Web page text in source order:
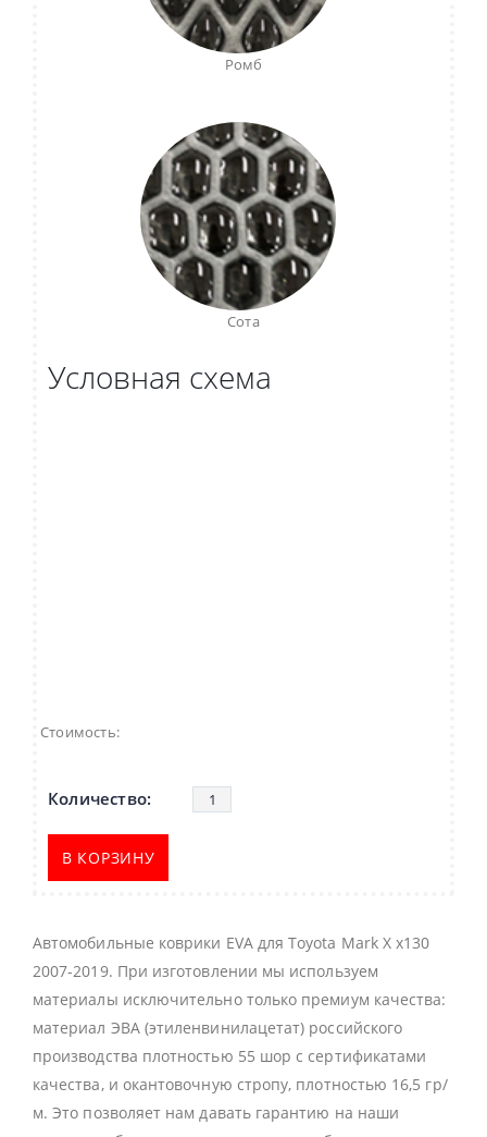
Ромб
Сота
Условная схема
Стоимость:
В КОРЗИНУ
Автомобильные коврики EVA для Toyota Mark X x130
2007-2019. При изготовлении мы используем
материалы исключительно только премиум качества:
материал ЭВА (этиленвинилацетат) российского
производства плотностью 55 шор с сертификатами
качества, и окантовочную стропу, плотностью 16,5 гр/
м. Это позволяет нам давать гарантию на наши